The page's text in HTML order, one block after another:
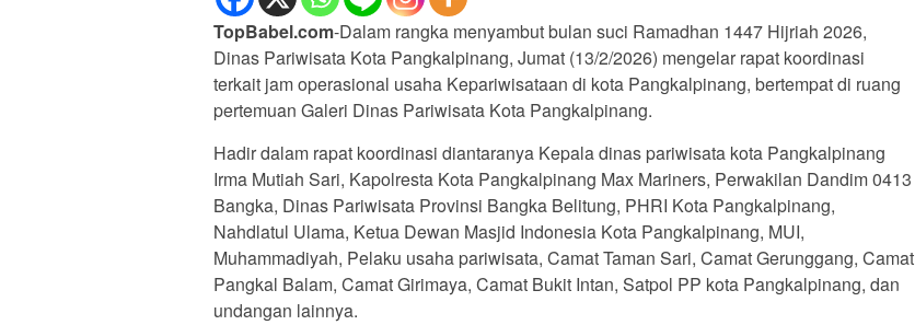
TopBabel.com-Dalam rangka menyambut bulan suci Ramadhan 1447 Hijriah 2026,
Dinas Pariwisata Kota Pangkalpinang, Jumat (13/2/2026) mengelar rapat koordinasi
terkait jam operasional usaha Kepariwisataan di kota Pangkalpinang, bertempat di ruang
pertemuan Galeri Dinas Pariwisata Kota Pangkalpinang.
Hadir dalam rapat koordinasi diantaranya Kepala dinas pariwisata kota Pangkalpinang
Irma Mutiah Sari, Kapolresta Kota Pangkalpinang Max Mariners, Perwakilan Dandim 0413
Bangka, Dinas Pariwisata Provinsi Bangka Belitung, PHRI Kota Pangkalpinang,
Nahdlatul Ulama, Ketua Dewan Masjid Indonesia Kota Pangkalpinang, MUI,
Muhammadiyah, Pelaku usaha pariwisata, Camat Taman Sari, Camat Gerunggang, Camat
Pangkal Balam, Camat Girimaya, Camat Bukit Intan, Satpol PP kota Pangkalpinang, dan
undangan lainnya.